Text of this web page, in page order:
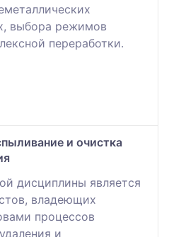
выбора режимов
переработки.
и очистка
дисциплины является
владеющих
процессов
и